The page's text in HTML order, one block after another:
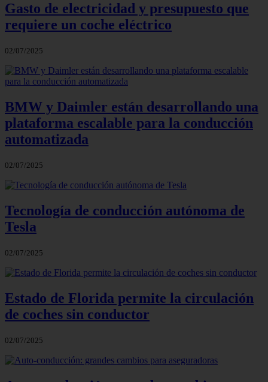
Gasto de electricidad y presupuesto que
requiere un coche eléctrico
02/07/2025
BMW y Daimler están desarrollando una
plataforma escalable para la conducción
automatizada
02/07/2025
Tecnología de conducción autónoma de
Tesla
02/07/2025
Estado de Florida permite la circulación
de coches sin conductor
02/07/2025